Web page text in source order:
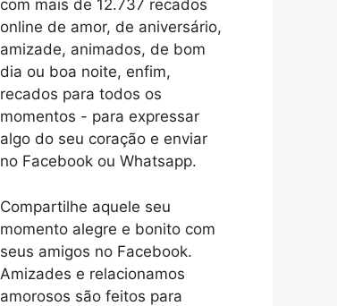
com mais de 12.737 recados
online de amor, de aniversário,
amizade, animados, de bom
dia ou boa noite, enfim,
recados para todos os
momentos - para expressar
algo do seu coração e enviar
no Facebook ou Whatsapp.
Compartilhe aquele seu
momento alegre e bonito com
seus amigos no Facebook.
Amizades e relacionamos
amorosos são feitos para